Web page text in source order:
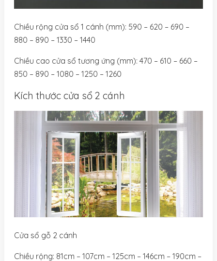
Chiều rộng cửa sổ 1 cánh (mm): 590 – 620 – 690 –
880 – 890 – 1330 – 1440
Chiều cao cửa sổ tương ứng (mm): 470 – 610 – 660 –
850 – 890 – 1080 – 1250 – 1260
Kích thước cửa sổ 2 cánh
Cửa sổ gỗ 2 cánh
Chiều rộng: 81cm – 107cm – 125cm – 146cm – 190cm –